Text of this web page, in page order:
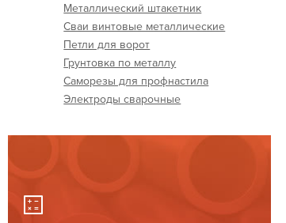
Металлический штакетник
Сваи винтовые металлические
Петли для ворот
Грунтовка по металлу
Саморезы для профнастила
Электроды сварочные
5,5х19